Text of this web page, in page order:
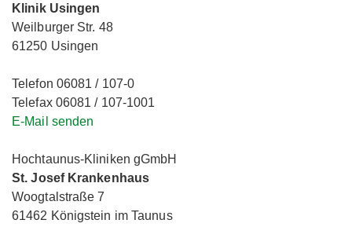
Klinik Usingen
Weilburger Str. 48
61250 Usingen
Telefon 06081 / 107-0
Telefax 06081 / 107-1001
E-Mail senden
Hochtaunus-Kliniken gGmbH
St. Josef Krankenhaus
Woogtalstraße 7
61462 Königstein im Taunus